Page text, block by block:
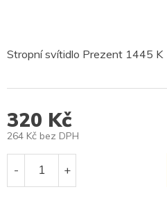
Stropní svítidlo Prezent 1445 K
320 Kč
264 Kč bez DPH